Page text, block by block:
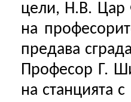
цели, Н.В. Цар
на
предава
Професор Г.
на станцията